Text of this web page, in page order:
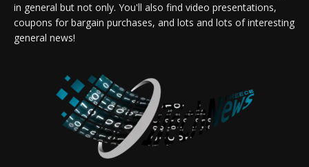
in general but not only. You'll also find video presentations,
coupons for bargain purchases, and lots and lots of interesting
general news!